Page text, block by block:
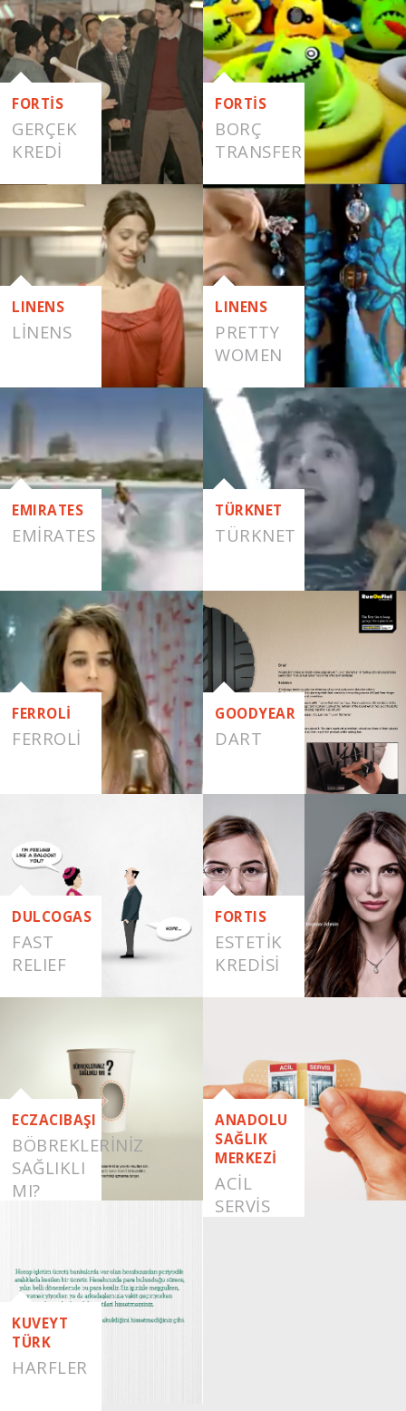
FORTİS
GERÇEK
KREDI
FORTİS
BORÇ
TRANSFER
LINENS
LINENS
LINENS
PRETTY
WOMEN
EMIRATES
EMIRATES
TÜRKNET
TÜRKNET
FERROLİ
FERROLI
GOODYEAR
DART
DULCOGAS
FAST
RELIEF
FORTIS
ESTETIK
KREDISI
ECZACIBAŞI
BÖBREKLERİNİZ
SAĞLIKLI
MI?
ANADOLU
SAĞLIK
MERKEZİ
ACIL
SERVIS
KUVEYT
TÜRK
HARFLER